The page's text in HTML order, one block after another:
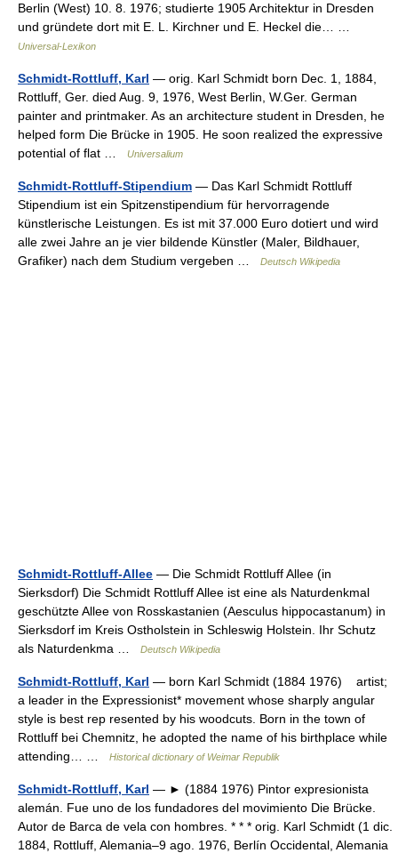
Berlin (West) 10. 8. 1976; studierte 1905 Architektur in Dresden
und gründete dort mit E. L. Kirchner und E. Heckel die… …
Universal-Lexikon
Schmidt-Rottluff, Karl — orig. Karl Schmidt born Dec. 1, 1884,
Rottluff, Ger. died Aug. 9, 1976, West Berlin, W.Ger. German
painter and printmaker. As an architecture student in Dresden, he
helped form Die Brücke in 1905. He soon realized the expressive
potential of flat …
Universalium
Schmidt-Rottluff-Stipendium — Das Karl Schmidt Rottluff
Stipendium ist ein Spitzenstipendium für hervorragende
künstlerische Leistungen. Es ist mit 37.000 Euro dotiert und wird
alle zwei Jahre an je vier bildende Künstler (Maler, Bildhauer,
Grafiker) nach dem Studium vergeben …
Deutsch Wikipedia
Schmidt-Rottluff-Allee — Die Schmidt Rottluff Allee (in
Sierksdorf) Die Schmidt Rottluff Allee ist eine als Naturdenkmal
geschützte Allee von Rosskastanien (Aesculus hippocastanum) in
Sierksdorf im Kreis Ostholstein in Schleswig Holstein. Ihr Schutz
als Naturdenkma …
Deutsch Wikipedia
Schmidt-Rottluff, Karl — born Karl Schmidt (1884 1976) artist;
a leader in the Expressionist* movement whose sharply angular
style is best rep resented by his woodcuts. Born in the town of
Rottluff bei Chemnitz, he adopted the name of his birthplace while
attending… …
Historical dictionary of Weimar Republik
Schmidt-Rottluff, Karl — ► (1884 1976) Pintor expresionista
alemán. Fue uno de los fundadores del movimiento Die Brücke.
Autor de Barca de vela con hombres. * * * orig. Karl Schmidt (1 dic.
1884, Rottluff, Alemania–9 ago. 1976, Berlín Occidental, Alemania